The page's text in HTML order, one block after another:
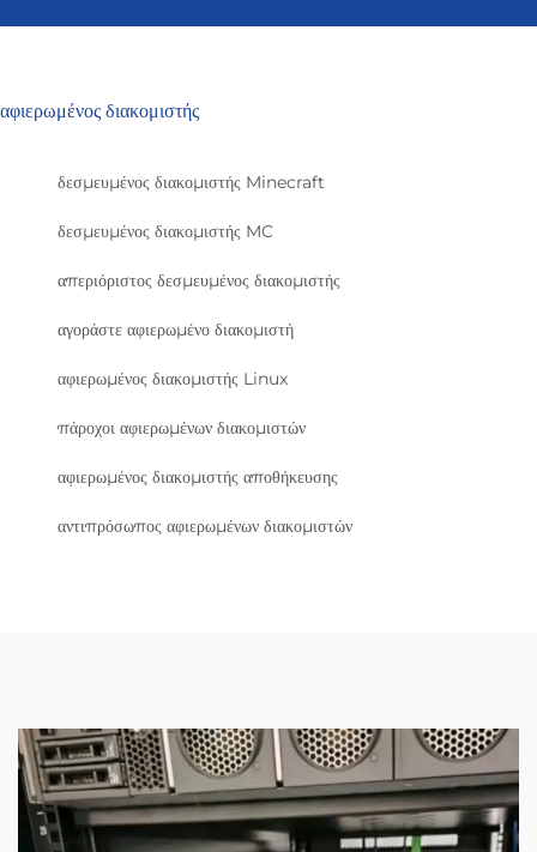
αφιερωμένος διακομιστής
δεσμευμένος διακομιστής Minecraft
δεσμευμένος διακομιστής MC
απεριόριστος δεσμευμένος διακομιστής
αγοράστε αφιερωμένο διακομιστή
αφιερωμένος διακομιστής Linux
πάροχοι αφιερωμένων διακομιστών
αφιερωμένος διακομιστής αποθήκευσης
αντιπρόσωπος αφιερωμένων διακομιστών